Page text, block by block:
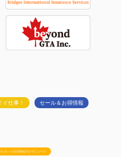
イ仕事！ セール＆お得情報
ルタント白石有紀のビザニュース